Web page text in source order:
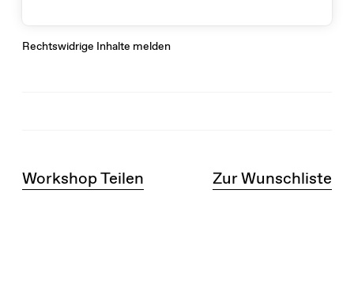
Rechtswidrige Inhalte melden
Workshop Teilen Zur Wunschliste